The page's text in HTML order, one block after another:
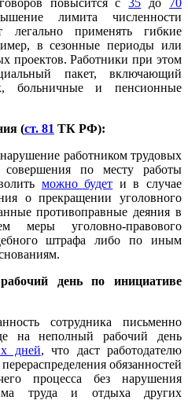
повысится с35 до 70
лимита численности
легально применять гибкие
в сезонные периоды или
проектов. Работники при этом
пакет, включающий
больничные и пенсионные
(ст. 81 ТК РФ):
работником трудовых
совершения по месту работы
можно будет и в случае
о прекращении уголовного
противоправные деяния в
меры уголовно-правового
штрафа либо по иным
день по инициативе
сотрудника письменно
на неполный рабочий день
дней, что даст работодателю
обязанностей
процесса без нарушения
труда и отдыха других